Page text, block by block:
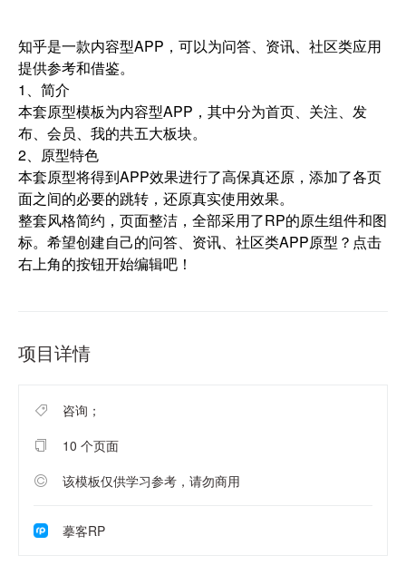
知乎是一款内容型APP，可以为问答、资讯、社区类应用
提供参考和借鉴。
1、简介
本套原型模板为内容型APP，其中分为首页、关注、发
布、会员、我的共五大板块。
2、原型特色
本套原型将得到APP效果进行了高保真还原，添加了各页
面之间的必要的跳转，还原真实使用效果。
整套风格简约，页面整洁，全部采用了RP的原生组件和图
标。希望创建自己的问答、资讯、社区类APP原型？点击
右上角的按钮开始编辑吧！
项目详情
咨询；
10 个页面
该模板仅供学习参考，请勿商用
摹客RP